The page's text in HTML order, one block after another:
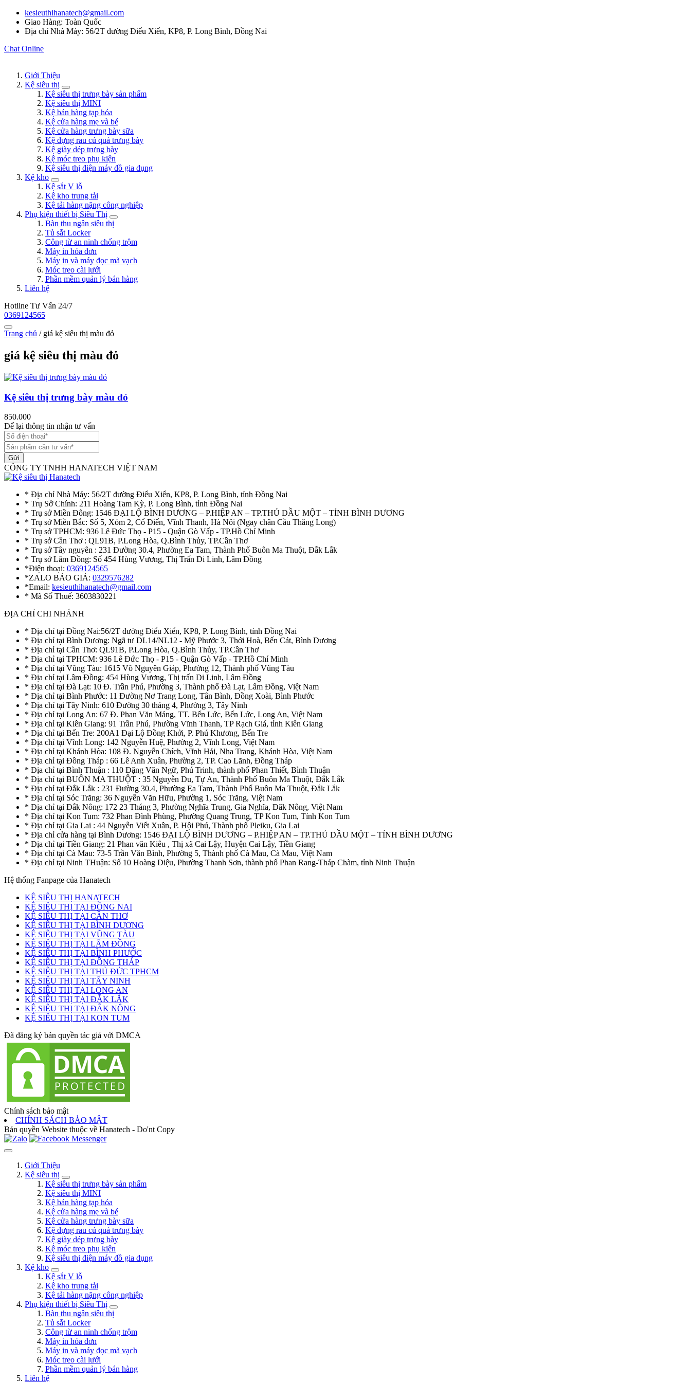
kesieuthihanatech@gmail.com
Giao Hàng: Toàn Quốc
Địa chỉ Nhà Máy: 56/2T đường Điểu Xiển, KP8, P. Long Bình, Đồng Nai
Chat Online
Giới Thiệu
Kệ siêu thị
Kệ siêu thị trưng bày sản phẩm
Kệ siêu thị MINI
Kệ bán hàng tạp hóa
Kệ cửa hàng mẹ và bé
Kệ cửa hàng trưng bày sữa
Kệ đựng rau củ quả trưng bày
Kệ giày dép trưng bày
Kệ móc treo phụ kiện
Kệ siêu thị điện máy đồ gia dụng
Kệ kho
Kệ sắt V lỗ
Kệ kho trung tải
Kệ tải hàng nặng công nghiệp
Phụ kiện thiết bị Siêu Thị
Bàn thu ngân siêu thị
Tủ sắt Locker
Công từ an ninh chống trộm
Máy in hóa đơn
Máy in và máy đọc mã vạch
Móc treo cài lưới
Phần mềm quản lý bán hàng
Liên hệ
Hotline Tư Vấn 24/7
0369124565
Trang chủ / giá kệ siêu thị màu đỏ
giá kệ siêu thị màu đỏ
Kệ siêu thị trưng bày màu đỏ
850.000
Để lại thông tin nhận tư vấn
Gửi
CÔNG TY TNHH HANATECH VIỆT NAM
* Địa chỉ Nhà Máy: 56/2T đường Điểu Xiển, KP8, P. Long Bình, tỉnh Đồng Nai
* Trụ Sở Chính: 211 Hoàng Tam Kỳ, P. Long Bình, tỉnh Đồng Nai
* Trụ sở Miền Đông: 1546 ĐẠI LỘ BÌNH DƯƠNG – P.HIỆP AN – TP.THỦ DẦU MỘT – TỈNH BÌNH DƯƠNG
* Trụ sở Miền Bắc: Số 5, Xóm 2, Cổ Điển, Vĩnh Thanh, Hà Nôi (Ngay chân Cầu Thăng Long)
* Trụ sở TPHCM: 936 Lê Đức Thọ - P15 - Quận Gò Vấp - TP.Hồ Chí Minh
* Trụ sở Cần Thơ : QL91B, P.Long Hòa, Q.Bình Thủy, TP.Cần Thơ
* Trụ sở Tây nguyên : 231 Đường 30.4, Phường Ea Tam, Thành Phố Buôn Ma Thuột, Đắk Lắk
* Trụ sở Lâm Đồng: Số 454 Hùng Vương, Thị Trấn Di Linh, Lâm Đồng
*Điện thoại: 0369124565
*ZALO BÁO GIÁ: 0329576282
*Email: kesieuthihanatech@gmail.com
* Mã Số Thuế: 3603830221
ĐỊA CHỈ CHI NHÁNH
* Địa chỉ tại Đồng Nai:56/2T đường Điểu Xiển, KP8, P. Long Bình, tỉnh Đồng Nai
* Địa chỉ tại Bình Dương: Ngã tư DL14/NL12 - Mỹ Phước 3, Thới Hoà, Bến Cát, Bình Dương
* Địa chỉ tại Cần Thơ: QL91B, P.Long Hòa, Q.Bình Thủy, TP.Cần Thơ
* Địa chỉ tại TPHCM: 936 Lê Đức Thọ - P15 - Quận Gò Vấp - TP.Hồ Chí Minh
* Địa chỉ tại Vũng Tàu: 1615 Võ Nguyên Giáp, Phường 12, Thành phố Vũng Tàu
* Địa chỉ tại Lâm Đồng: 454 Hùng Vương, Thị trấn Di Linh, Lâm Đồng
* Địa chỉ tại Đà Lạt: 10 Đ. Trần Phú, Phường 3, Thành phố Đà Lạt, Lâm Đồng, Việt Nam
* Địa chỉ tại Bình Phước: 11 Đường Nơ Trang Long, Tân Bình, Đồng Xoài, Bình Phước
* Địa chỉ tại Tây Ninh: 610 Đường 30 tháng 4, Phường 3, Tây Ninh
* Địa chỉ tại Long An: 67 Đ. Phan Văn Mảng, TT. Bến Lức, Bến Lức, Long An, Việt Nam
* Địa chỉ tại Kiên Giang: 91 Trần Phú, Phường Vĩnh Thanh, TP Rạch Giá, tỉnh Kiên Giang
* Địa chỉ tại Bến Tre: 200A1 Đại Lộ Đồng Khởi, P. Phú Khương, Bến Tre
* Địa chỉ tại Vĩnh Long: 142 Nguyễn Huệ, Phường 2, Vĩnh Long, Việt Nam
* Địa chỉ tại Khánh Hòa: 108 Đ. Nguyễn Chích, Vĩnh Hải, Nha Trang, Khánh Hòa, Việt Nam
* Địa chỉ tại Đồng Tháp : 66 Lê Anh Xuân, Phường 2, TP. Cao Lãnh, Đồng Tháp
* Địa chỉ tại Bình Thuận : 110 Đặng Văn Ngữ, Phú Trinh, thành phố Phan Thiết, Bình Thuận
* Địa chỉ tại BUÔN MA THUỘT : 35 Nguyễn Du, Tự An, Thành Phố Buôn Ma Thuột, Đắk Lắk
* Địa chỉ tại Đắk Lắk : 231 Đường 30.4, Phường Ea Tam, Thành Phố Buôn Ma Thuột, Đắk Lắk
* Địa chỉ tại Sóc Trăng: 36 Nguyễn Văn Hữu, Phường 1, Sóc Trăng, Việt Nam
* Địa chỉ tại Đắk Nông: 172 23 Tháng 3, Phường Nghĩa Trung, Gia Nghĩa, Đăk Nông, Việt Nam
* Địa chỉ tại Kon Tum: 732 Phan Đình Phùng, Phường Quang Trung, TP Kon Tum, Tỉnh Kon Tum
* Địa chỉ tại Gia Lai : 44 Nguyễn Viết Xuân, P. Hội Phú, Thành phố Pleiku, Gia Lai
* Địa chỉ cửa hàng tại Bình Dương: 1546 ĐẠI LỘ BÌNH DƯƠNG – P.HIỆP AN – TP.THỦ DẦU MỘT – TỈNH BÌNH DƯƠNG
* Địa chỉ tại Tiền Giang: 21 Phan văn Kiêu , Thị xã Cai Lậy, Huyện Cai Lậy, Tiền Giang
* Địa chỉ tại Cà Mau: 73-5 Trần Văn Bình, Phường 5, Thành phố Cà Mau, Cà Mau, Việt Nam
* Địa chỉ tại Ninh THuận: Số 10 Hoàng Diệu, Phường Thanh Sơn, thành phố Phan Rang-Tháp Chàm, tỉnh Ninh Thuận
Hệ thống Fanpage của Hanatech
KỆ SIÊU THỊ HANATECH
KỆ SIÊU THỊ TẠI ĐỒNG NAI
KỆ SIÊU THỊ TẠI CẦN THƠ
KỆ SIÊU THỊ TẠI BÌNH DƯƠNG
KỆ SIÊU THỊ TẠI VŨNG TÀU
KỆ SIÊU THỊ TẠI LÂM ĐỒNG
KỆ SIÊU THỊ TẠI BÌNH PHƯỚC
KỆ SIÊU THỊ TẠI ĐỒNG THÁP
KỆ SIÊU THỊ TẠI THỦ ĐỨC TPHCM
KỆ SIÊU THỊ TẠI TÂY NINH
KỆ SIÊU THỊ TẠI LONG AN
KỆ SIÊU THỊ TẠI ĐẮK LẮK
KỆ SIÊU THỊ TẠI ĐẮK NÔNG
KỆ SIÊU THỊ TẠI KON TUM
Đã đăng ký bản quyền tác giả với DMCA
Chính sách bảo mật
CHÍNH SÁCH BẢO MẬT
Bản quyền Website thuộc về Hanatech - Do'nt Copy
Giới Thiệu
Kệ siêu thị
Kệ siêu thị trưng bày sản phẩm
Kệ siêu thị MINI
Kệ bán hàng tạp hóa
Kệ cửa hàng mẹ và bé
Kệ cửa hàng trưng bày sữa
Kệ đựng rau củ quả trưng bày
Kệ giày dép trưng bày
Kệ móc treo phụ kiện
Kệ siêu thị điện máy đồ gia dụng
Kệ kho
Kệ sắt V lỗ
Kệ kho trung tải
Kệ tải hàng nặng công nghiệp
Phụ kiện thiết bị Siêu Thị
Bàn thu ngân siêu thị
Tủ sắt Locker
Công từ an ninh chống trộm
Máy in hóa đơn
Máy in và máy đọc mã vạch
Móc treo cài lưới
Phần mềm quản lý bán hàng
Liên hệ